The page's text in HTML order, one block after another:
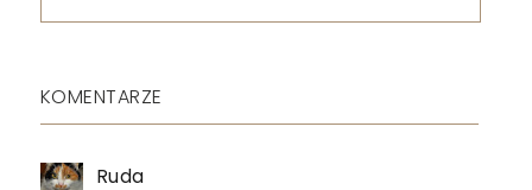
KOMENTARZE
Ruda